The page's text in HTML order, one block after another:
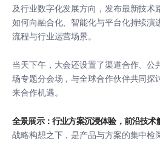
及行业数字化发展方向，发布最新技术
如何向融合化、智能化与平台化持续演
流程与行业运营场景。
当天下午，大会还设置了渠道合作、公
场专题分会场，与全球合作伙伴共同探
来合作机遇。
全景展示：行业方案沉浸体验，前沿技术
战略构想之下，是产品与方案的集中检